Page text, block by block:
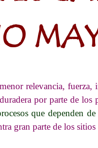
relevancia,
por parte de los
que dependen
gran parte de los